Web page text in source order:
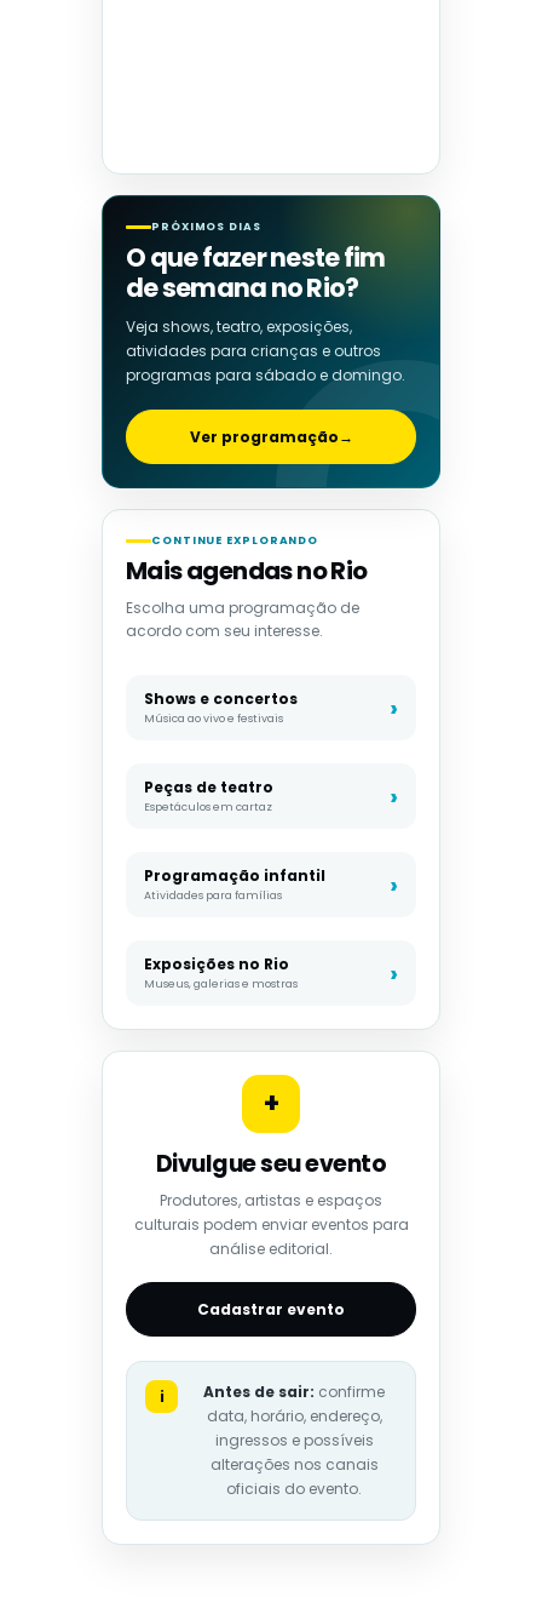
PRÓXIMOS DIAS
O que fazer neste fim
de semana no Rio?
Veja shows, teatro, exposições,
atividades para crianças e outros
programas para sábado e domingo.
Ver programação→
CONTINUE EXPLORANDO
Mais agendas no Rio
Escolha uma programação de
acordo com seu interesse.
Shows e concertos
Música ao vivo e festivais
Peças de teatro
Espetáculos em cartaz
Programação infantil
Atividades para famílias
Exposições no Rio
Museus, galerias e mostras
+
Divulgue seu evento
Produtores, artistas e espaços
culturais podem enviar eventos para
análise editorial.
Cadastrar evento
i Antes de sair: confirme
data, horário, endereço,
ingressos e possíveis
alterações nos canais
oficiais do evento.